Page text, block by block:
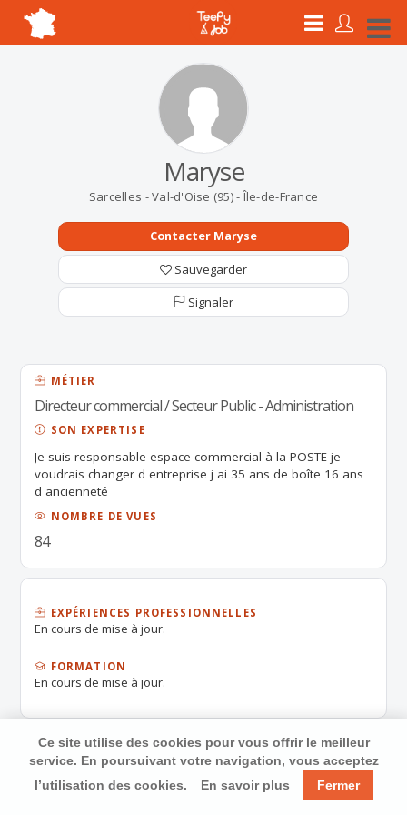
Maryse
Sarcelles - Val-d'Oise (95) - Île-de-France
Contacter Maryse
Sauvegarder
Signaler
MÉTIER
Directeur commercial / Secteur Public - Administration
SON EXPERTISE
Je suis responsable espace commercial à la POSTE je
voudrais changer d entreprise j ai 35 ans de boîte 16 ans
d ancienneté
NOMBRE DE VUES
84
EXPÉRIENCES PROFESSIONNELLES
En cours de mise à jour.
FORMATION
En cours de mise à jour.
Ce site utilise des cookies pour vous offrir le meilleur
service. En poursuivant votre navigation, vous acceptez
l’utilisation des cookies.
En savoir plus Fermer